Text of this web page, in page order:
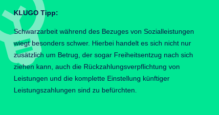
KLUGO Tipp:
Schwarzarbeit während des Bezuges von Sozialleistungen
wiegt besonders schwer. Hierbei handelt es sich nicht nur
zusätzlich um Betrug, der sogar Freiheitsentzug nach sich
ziehen kann, auch die Rückzahlungsverpflichtung von
Leistungen und die komplette Einstellung künftiger
Leistungszahlungen sind zu befürchten.